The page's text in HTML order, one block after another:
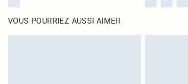
VOUS POURRIEZ AUSSI AIMER